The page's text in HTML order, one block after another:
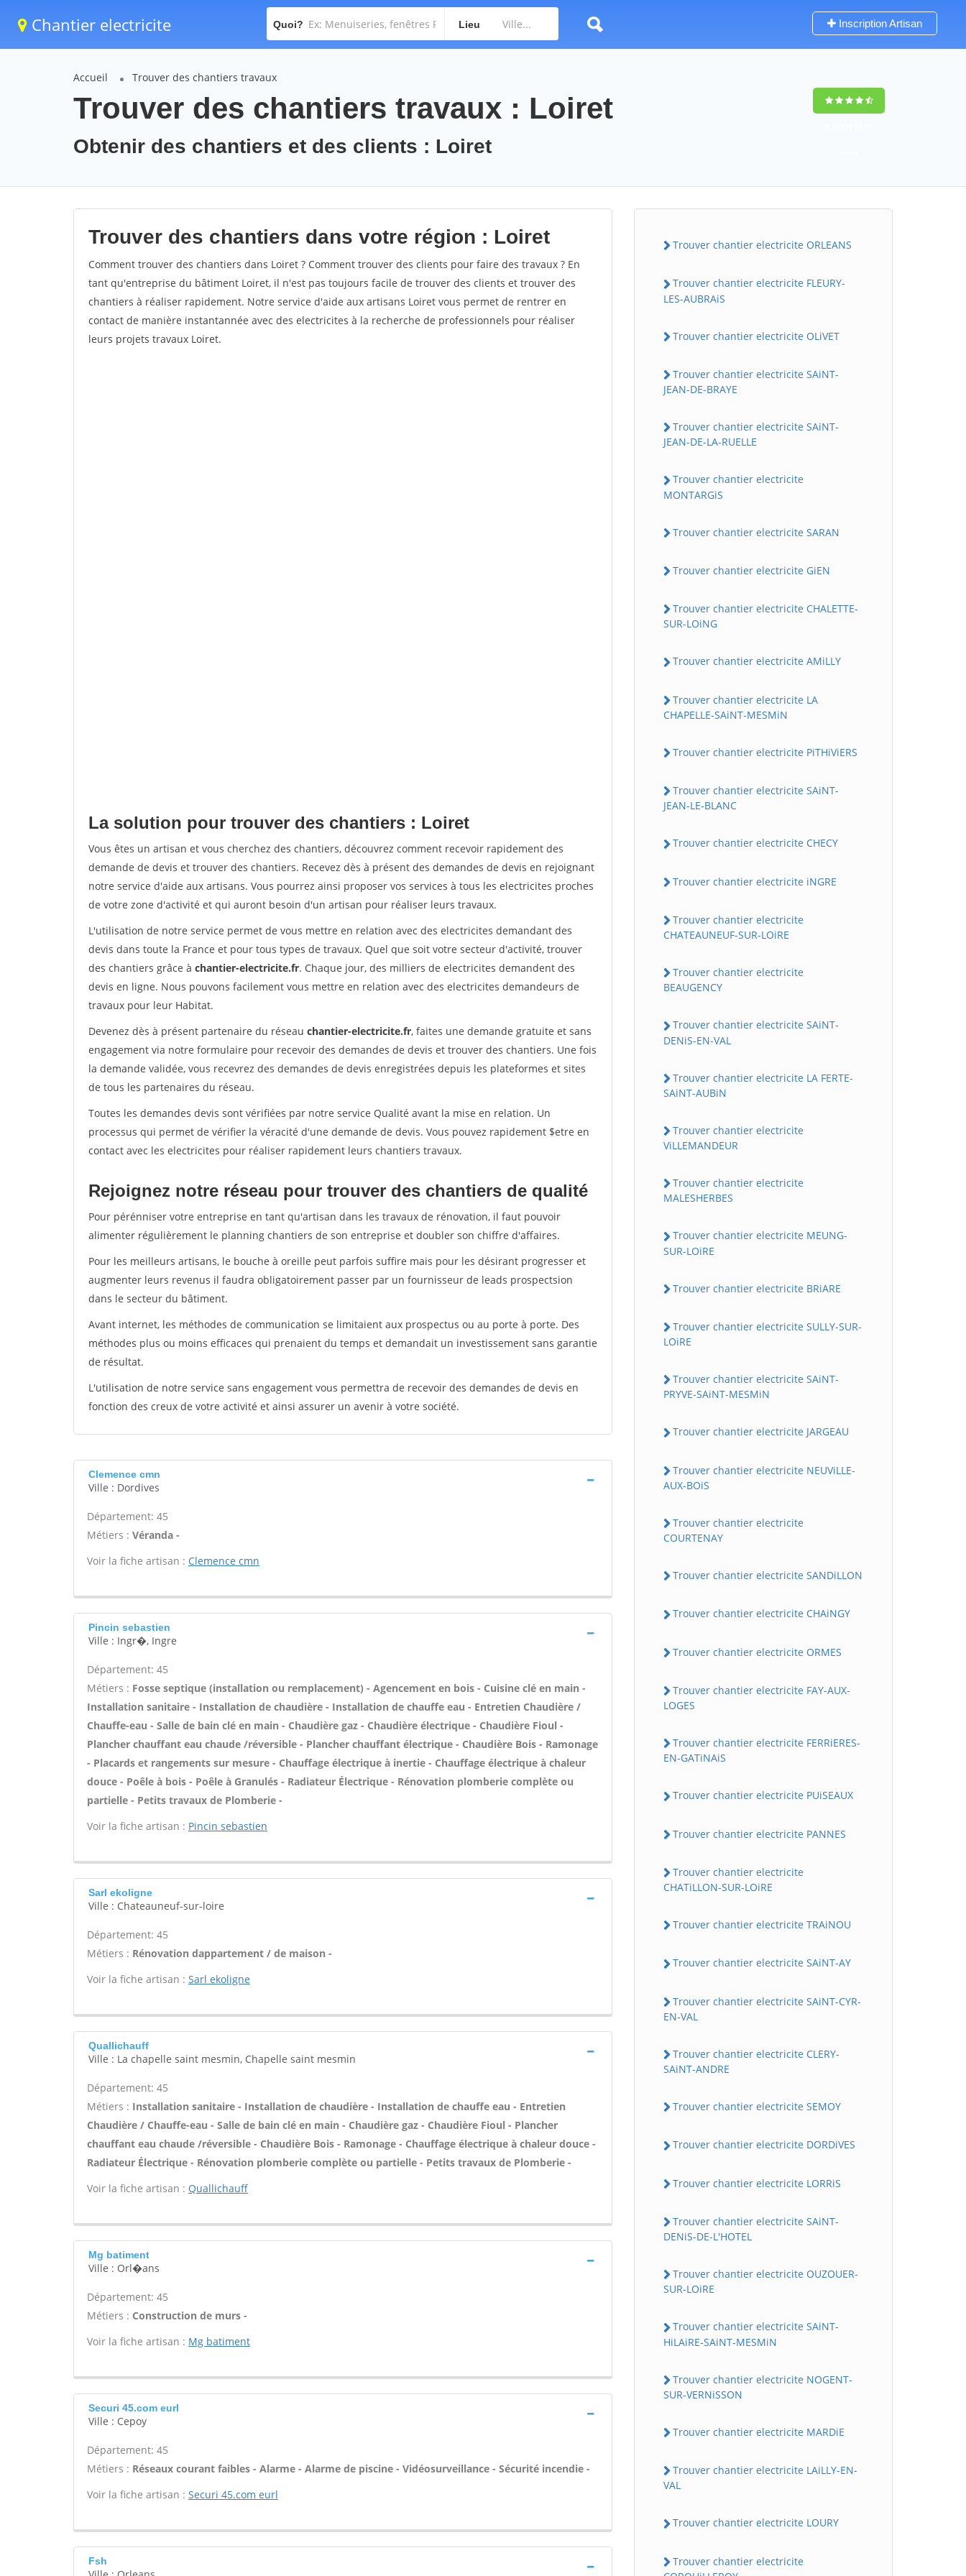
Chantier electricite Quoi? Lieu Inscription Artisan
Accueil Trouver des chantiers travaux
Trouver des chantiers travaux : Loiret
Obtenir des chantiers et des clients : Loiret
Trouver des chantiers dans votre région : Loiret
Comment trouver des chantiers dans Loiret ? Comment trouver des clients pour faire des travaux ? En
tant qu'entreprise du bâtiment Loiret, il n'est pas toujours facile de trouver des clients et trouver des
chantiers à réaliser rapidement. Notre service d'aide aux artisans Loiret vous permet de rentrer en
contact de manière instantannée avec des electricites à la recherche de professionnels pour réaliser
leurs projets travaux Loiret.
La solution pour trouver des chantiers : Loiret
Vous êtes un artisan et vous cherchez des chantiers, découvrez comment recevoir rapidement des
demande de devis et trouver des chantiers. Recevez dès à présent des demandes de devis en rejoignant
notre service d'aide aux artisans. Vous pourrez ainsi proposer vos services à tous les electricites proches
de votre zone d'activité et qui auront besoin d'un artisan pour réaliser leurs travaux.
L'utilisation de notre service permet de vous mettre en relation avec des electricites demandant des
devis dans toute la France et pour tous types de travaux. Quel que soit votre secteur d'activité, trouver
des chantiers grâce à chantier-electricite.fr. Chaque jour, des milliers de electricites demandent des
devis en ligne. Nous pouvons facilement vous mettre en relation avec des electricites demandeurs de
travaux pour leur Habitat.
Devenez dès à présent partenaire du réseau chantier-electricite.fr, faites une demande gratuite et sans
engagement via notre formulaire pour recevoir des demandes de devis et trouver des chantiers. Une fois
la demande validée, vous recevrez des demandes de devis enregistrées depuis les plateformes et sites
de tous les partenaires du réseau.
Toutes les demandes devis sont vérifiées par notre service Qualité avant la mise en relation. Un
processus qui permet de vérifier la véracité d'une demande de devis. Vous pouvez rapidement $etre en
contact avec les electricites pour réaliser rapidement leurs chantiers travaux.
Rejoignez notre réseau pour trouver des chantiers de qualité
Pour pérénniser votre entreprise en tant qu'artisan dans les travaux de rénovation, il faut pouvoir
alimenter régulièrement le planning chantiers de son entreprise et doubler son chiffre d'affaires.
Pour les meilleurs artisans, le bouche à oreille peut parfois suffire mais pour les désirant progresser et
augmenter leurs revenus il faudra obligatoirement passer par un fournisseur de leads prospectsion
dans le secteur du bâtiment.
Avant internet, les méthodes de communication se limitaient aux prospectus ou au porte à porte. Des
méthodes plus ou moins efficaces qui prenaient du temps et demandait un investissement sans garantie
de résultat.
L'utilisation de notre service sans engagement vous permettra de recevoir des demandes de devis en
fonction des creux de votre activité et ainsi assurer un avenir à votre société.
Clemence cmn
Ville : Dordives
Département: 45
Métiers : Véranda -
Voir la fiche artisan : Clemence cmn
Pincin sebastien
Ville : Ingr�, Ingre
Département: 45
Métiers : Fosse septique (installation ou remplacement) - Agencement en bois - Cuisine clé en main -
Installation sanitaire - Installation de chaudière - Installation de chauffe eau - Entretien Chaudière /
Chauffe-eau - Salle de bain clé en main - Chaudière gaz - Chaudière électrique - Chaudière Fioul -
Plancher chauffant eau chaude /réversible - Plancher chauffant électrique - Chaudière Bois - Ramonage
- Placards et rangements sur mesure - Chauffage électrique à inertie - Chauffage électrique à chaleur
douce - Poêle à bois - Poêle à Granulés - Radiateur Électrique - Rénovation plomberie complète ou
partielle - Petits travaux de Plomberie -
Voir la fiche artisan : Pincin sebastien
Sarl ekoligne
Ville : Chateauneuf-sur-loire
Département: 45
Métiers : Rénovation dappartement / de maison -
Voir la fiche artisan : Sarl ekoligne
Quallichauff
Ville : La chapelle saint mesmin, Chapelle saint mesmin
Département: 45
Métiers : Installation sanitaire - Installation de chaudière - Installation de chauffe eau - Entretien
Chaudière / Chauffe-eau - Salle de bain clé en main - Chaudière gaz - Chaudière Fioul - Plancher
chauffant eau chaude /réversible - Chaudière Bois - Ramonage - Chauffage électrique à chaleur douce -
Radiateur Électrique - Rénovation plomberie complète ou partielle - Petits travaux de Plomberie -
Voir la fiche artisan : Quallichauff
Mg batiment
Ville : Orl�ans
Département: 45
Métiers : Construction de murs -
Voir la fiche artisan : Mg batiment
Securi 45.com eurl
Ville : Cepoy
Département: 45
Métiers : Réseaux courant faibles - Alarme - Alarme de piscine - Vidéosurveillance - Sécurité incendie -
Voir la fiche artisan : Securi 45.com eurl
Fsh
Trouver chantier electricite ORLEANS
Trouver chantier electricite FLEURY-
LES-AUBRAiS
Trouver chantier electricite OLiVET
Trouver chantier electricite SAiNT-
JEAN-DE-BRAYE
Trouver chantier electricite SAiNT-
JEAN-DE-LA-RUELLE
Trouver chantier electricite
MONTARGiS
Trouver chantier electricite SARAN
Trouver chantier electricite GiEN
Trouver chantier electricite CHALETTE-
SUR-LOiNG
Trouver chantier electricite AMiLLY
Trouver chantier electricite LA
CHAPELLE-SAiNT-MESMiN
Trouver chantier electricite PiTHiViERS
Trouver chantier electricite SAiNT-
JEAN-LE-BLANC
Trouver chantier electricite CHECY
Trouver chantier electricite iNGRE
Trouver chantier electricite
CHATEAUNEUF-SUR-LOiRE
Trouver chantier electricite
BEAUGENCY
Trouver chantier electricite SAiNT-
DENiS-EN-VAL
Trouver chantier electricite LA FERTE-
SAiNT-AUBiN
Trouver chantier electricite
ViLLEMANDEUR
Trouver chantier electricite
MALESHERBES
Trouver chantier electricite MEUNG-
SUR-LOiRE
Trouver chantier electricite BRiARE
Trouver chantier electricite SULLY-SUR-
LOiRE
Trouver chantier electricite SAiNT-
PRYVE-SAiNT-MESMiN
Trouver chantier electricite JARGEAU
Trouver chantier electricite NEUViLLE-
AUX-BOiS
Trouver chantier electricite
COURTENAY
Trouver chantier electricite SANDiLLON
Trouver chantier electricite CHAiNGY
Trouver chantier electricite ORMES
Trouver chantier electricite FAY-AUX-
LOGES
Trouver chantier electricite FERRiERES-
EN-GATiNAiS
Trouver chantier electricite PUiSEAUX
Trouver chantier electricite PANNES
Trouver chantier electricite
CHATiLLON-SUR-LOiRE
Trouver chantier electricite TRAiNOU
Trouver chantier electricite SAiNT-AY
Trouver chantier electricite SAiNT-CYR-
EN-VAL
Trouver chantier electricite CLERY-
SAiNT-ANDRE
Trouver chantier electricite SEMOY
Trouver chantier electricite DORDiVES
Trouver chantier electricite LORRiS
Trouver chantier electricite SAiNT-
DENiS-DE-L'HOTEL
Trouver chantier electricite OUZOUER-
SUR-LOiRE
Trouver chantier electricite SAiNT-
HiLAiRE-SAiNT-MESMiN
Trouver chantier electricite NOGENT-
SUR-VERNiSSON
Trouver chantier electricite MARDiE
Trouver chantier electricite LAiLLY-EN-
VAL
Trouver chantier electricite LOURY
Trouver chantier electricite